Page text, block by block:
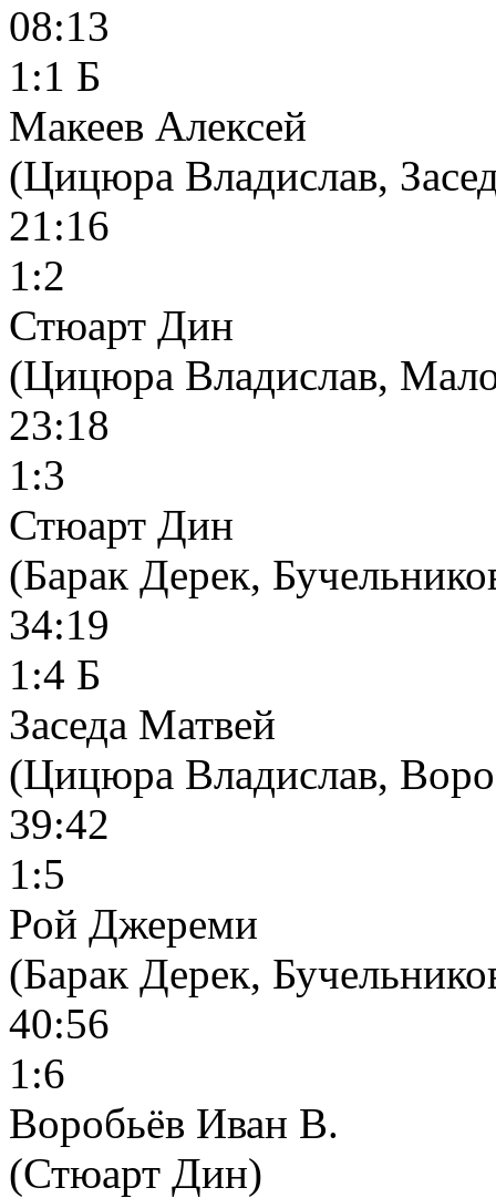
08:13
1:1 Б
Макеев Алексей
(Цицюра Владислав,
21:16
1:2
Стюарт Дин
(Цицюра Владислав,
23:18
1:3
Стюарт Дин
(Барак Дерек,
34:19
1:4 Б
Заседа Матвей
(Цицюра Владислав,
39:42
1:5
Рой Джереми
(Барак Дерек,
40:56
1:6
Воробьёв Иван В.
(Стюарт Дин)